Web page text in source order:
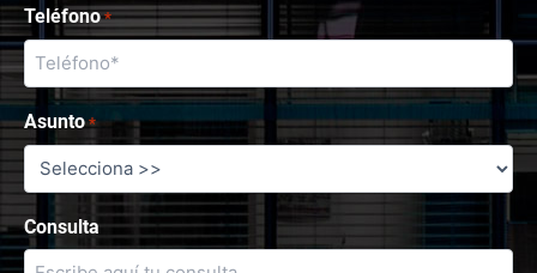
Teléfono *
Asunto *
Consulta